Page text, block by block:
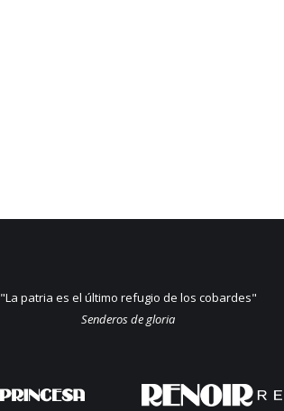
"La patria es el último refugio de los cobardes"
Senderos de gloria